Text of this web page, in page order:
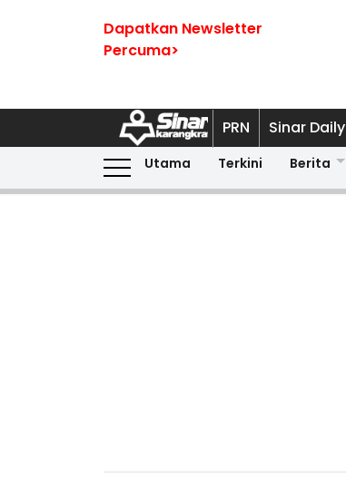
Dapatkan Newsletter
Percuma>
PRN Sinar Daily
Utama Terkini Berita